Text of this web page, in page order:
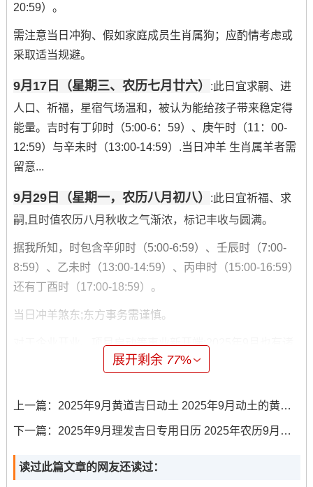
20:59）。
需注意当日冲狗、假如家庭成员生肖属狗；应酌情考虑或
采取适当规避。
9月17日（星期三、农历七月廿六）
:此日宜求嗣、进
人口、祈福，星宿气场温和，被认为能给孩子带来稳定得
能量。吉时有丁卯时（5:00-6：59）、庚午时（11：00-
12:59）与辛未时（13:00-14:59）.当日冲羊 生肖属羊者需
留意...
9月29日（星期一，农历八月初八）
:此日宜祈福、求
嗣,且时值农历八月秋收之气渐浓，标记丰收与圆满。
据我所知，时包含辛卯时（5:00-6:59）、壬辰时（7:00-
8:59）、乙未时（13:00-14:59）、丙申时（15:00-16:59）
还有丁酉时（17:00-18:59）。
当日冲羊煞东;东方事务需谨慎。
对于企业开业、项目启动等事业新开端;2025年9月也有诸
（11:00-12:59）、辛未时（13：00-14：59）与乙亥时
（21：00-22:59）！冲鸡煞西，西方位或属鸡者需注意.
展开剩余 77%
上一篇： 2025年9月黄道吉日动土 2025年9月动土的黄道吉日
下一篇： 2025年9月理发吉日专用日历 2025年农历9月份理发吉日专用日历
读过此篇文章的网友还读过：